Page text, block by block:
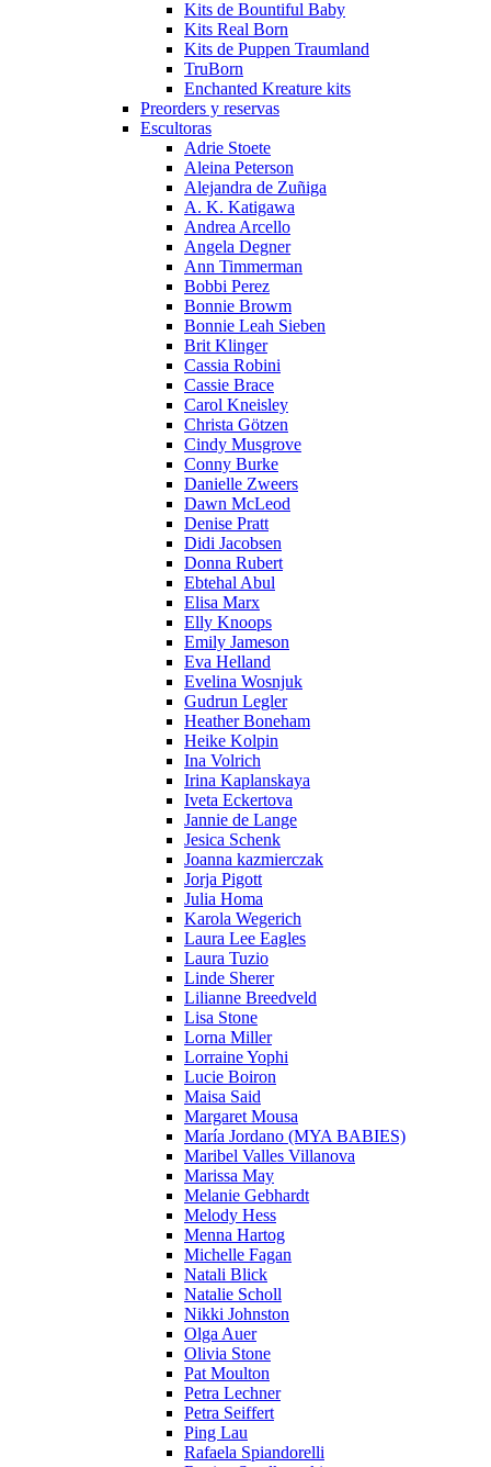
Kits de Bountiful Baby
Kits Real Born
Kits de Puppen Traumland
TruBorn
Enchanted Kreature kits
Preorders y reservas
Escultoras
Adrie Stoete
Aleina Peterson
Alejandra de Zuñiga
A. K. Katigawa
Andrea Arcello
Angela Degner
Ann Timmerman
Bobbi Perez
Bonnie Browm
Bonnie Leah Sieben
Brit Klinger
Cassia Robini
Cassie Brace
Carol Kneisley
Christa Götzen
Cindy Musgrove
Conny Burke
Danielle Zweers
Dawn McLeod
Denise Pratt
Didi Jacobsen
Donna Rubert
Ebtehal Abul
Elisa Marx
Elly Knoops
Emily Jameson
Eva Helland
Evelina Wosnjuk
Gudrun Legler
Heather Boneham
Heike Kolpin
Ina Volrich
Irina Kaplanskaya
Iveta Eckertova
Jannie de Lange
Jesica Schenk
Joanna kazmierczak
Jorja Pigott
Julia Homa
Karola Wegerich
Laura Lee Eagles
Laura Tuzio
Linde Sherer
Lilianne Breedveld
Lisa Stone
Lorna Miller
Lorraine Yophi
Lucie Boiron
Maisa Said
Margaret Mousa
María Jordano (MYA BABIES)
Maribel Valles Villanova
Marissa May
Melanie Gebhardt
Melody Hess
Menna Hartog
Michelle Fagan
Natali Blick
Natalie Scholl
Nikki Johnston
Olga Auer
Olivia Stone
Pat Moulton
Petra Lechner
Petra Seiffert
Ping Lau
Rafaela Spiandorelli